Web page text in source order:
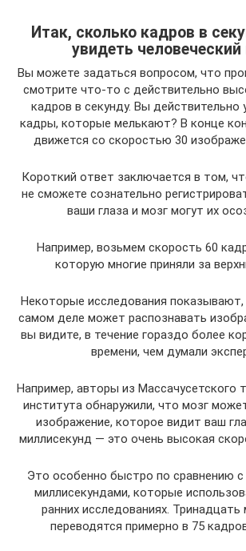
Итак, сколько кадров в
увидеть человеческий
Вы можете задаться вопросом, что
смотрите что-то с действительно
кадров в секунду. Вы действительно
кадры, которые мелькают? В конце
движется со скоростью 30
Короткий ответ заключается в том,
не сможете сознательно
ваши глаза и мозг могут их
Например, возьмем скорость 60
которую многие приняли за
Некоторые исследования
самом деле может распознавать
вы видите, в течение гораздо более
времени, чем думали
Например, авторы из Массачусетского
института обнаружили, что мозг
изображение, которое видит ваш
миллисекунд — это очень высокая
Это особенно быстро по сравнению
миллисекундами, которые
ранних исследованиях. Тринадцать
переводятся примерно в 75